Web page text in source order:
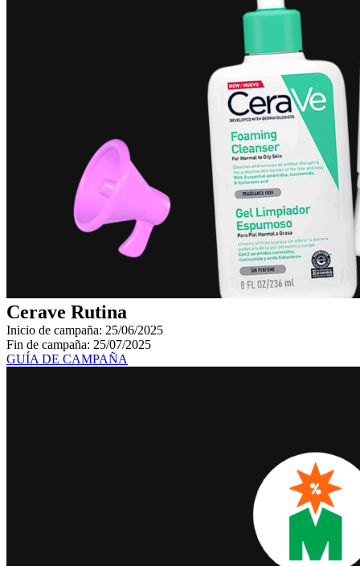
Cerave Rutina
Inicio de campaña: 25/06/2025
Fin de campaña: 25/07/2025
GUÍA DE CAMPAÑA